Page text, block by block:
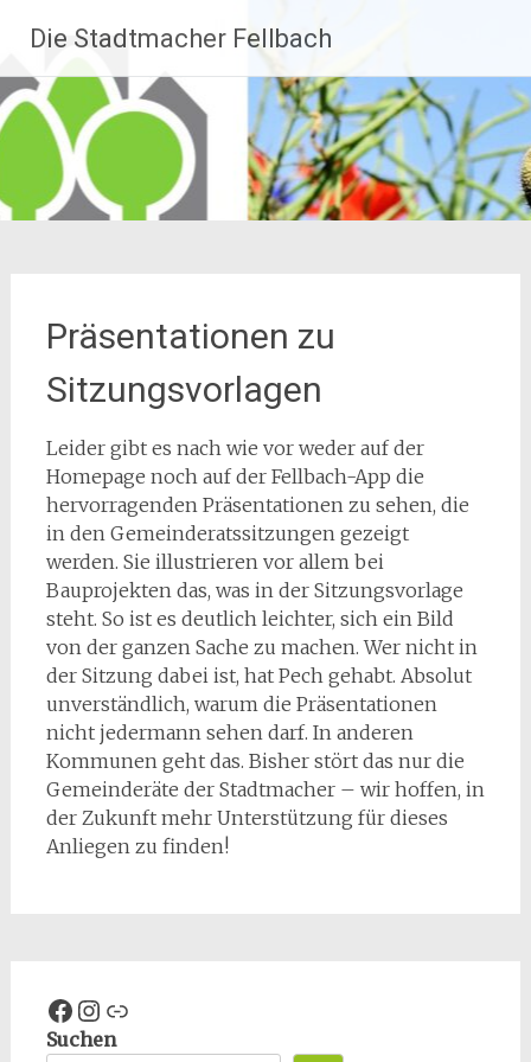
Inhalt
springen
Die Stadtmacher Fellbach
Präsentationen zu
Sitzungsvorlagen
Leider gibt es nach wie vor weder auf der
Homepage noch auf der Fellbach-App die
hervorragenden Präsentationen zu sehen, die
in den Gemeinderatssitzungen gezeigt
werden. Sie illustrieren vor allem bei
Bauprojekten das, was in der Sitzungsvorlage
steht. So ist es deutlich leichter, sich ein Bild
von der ganzen Sache zu machen. Wer nicht in
der Sitzung dabei ist, hat Pech gehabt. Absolut
unverständlich, warum die Präsentationen
nicht jedermann sehen darf. In anderen
Kommunen geht das. Bisher stört das nur die
Gemeinderäte der Stadtmacher – wir hoffen, in
der Zukunft mehr Unterstützung für dieses
Anliegen zu finden!
Facebook
Instagram
Spenden
Suchen